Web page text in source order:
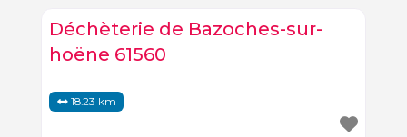
Déchèterie de Bazoches-sur-
hoëne 61560
18.23 km